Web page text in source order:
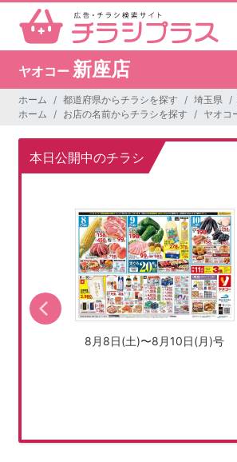
ヤオコー 新座店
ホーム 都道府県からチラシを探す 埼玉県
ホーム
お店の名前からチラシを探す ヤオコ
本日公開中のチラシ
8月8日(土)〜8月10日(月)号